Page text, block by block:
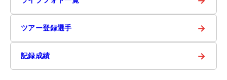
ツアー登録選手 →
記録成績 →